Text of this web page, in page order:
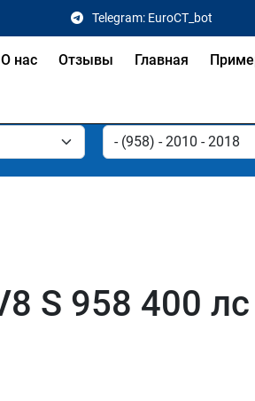
Telegram: EuroCT_bot
О нас Отзывы Главная
S 958 400